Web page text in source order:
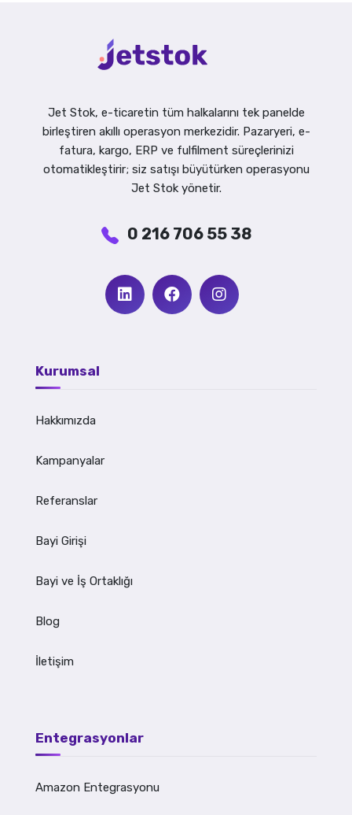
Jet Stok, e-ticaretin tüm halkalarını tek panelde
birleştiren akıllı operasyon merkezidir. Pazaryeri, e-
fatura, kargo, ERP ve fulfilment süreçlerinizi
otomatikleştirir; siz satışı büyütürken operasyonu
Jet Stok yönetir.
0 216 706 55 38
Kurumsal
Hakkımızda
Kampanyalar
Referanslar
Bayi Girişi
Bayi ve İş Ortaklığı
Blog
İletişim
Entegrasyonlar
Amazon Entegrasyonu